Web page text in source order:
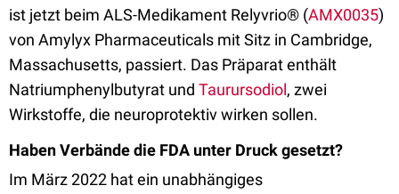
ist jetzt beim ALS-Medikament Relyvrio® (AMX0035)
von Amylyx Pharmaceuticals mit Sitz in Cambridge,
Massachusetts, passiert. Das Präparat enthält
Natriumphenylbutyrat und Taurursodiol, zwei
Wirkstoffe, die neuroprotektiv wirken sollen.
Haben Verbände die FDA unter Druck gesetzt?
Im März 2022 hat ein unabhängiges